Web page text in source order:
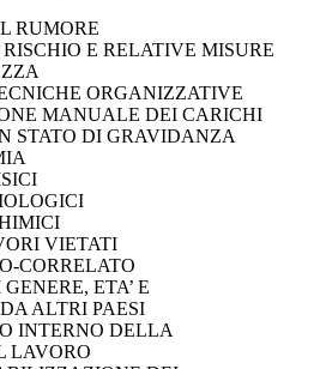
RUMORE
E RELATIVE MISURE
ORGANIZZATIVE
MANUALE DEI CARICHI
STATO DI GRAVIDANZA
VIETATI
CORRELATO
ETA’ E
ALTRI PAESI
INTERNO DELLA
LAVORO